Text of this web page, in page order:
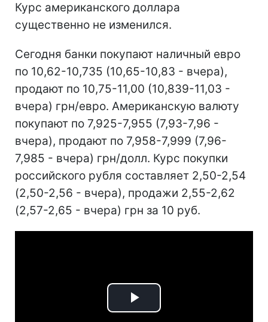
Курс американского доллара
существенно не изменился.
Сегодня банки покупают наличный евро
по 10,62-10,735 (10,65-10,83 - вчера),
продают по 10,75-11,00 (10,839-11,03 -
вчера) грн/евро. Американскую валюту
покупают по 7,925-7,955 (7,93-7,96 -
вчера), продают по 7,958-7,999 (7,96-
7,985 - вчера) грн/долл. Курс покупки
российского рубля составляет 2,50-2,54
(2,50-2,56 - вчера), продажи 2,55-2,62
(2,57-2,65 - вчера) грн за 10 руб.
Play